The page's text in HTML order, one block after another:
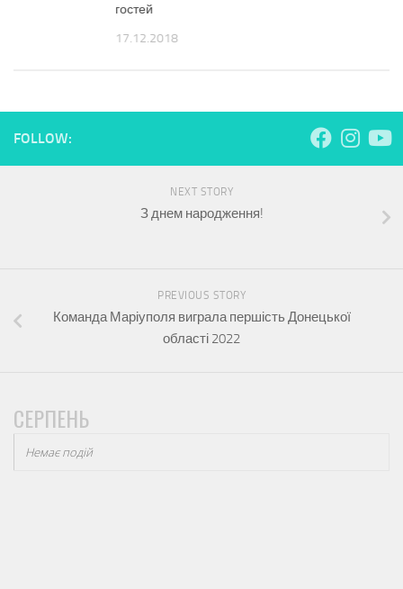
гостей
17.12.2018
FOLLOW:
NEXT STORY
З днем народження!
PREVIOUS STORY
Команда Маріуполя виграла першість Донецької
області 2022
СЕРПЕНЬ
Немає подій